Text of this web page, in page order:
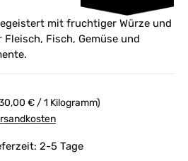
mit fruchtiger Würze und
Fisch, Gemüse und
€ / 1 Kilogramm)
2-5 Tage